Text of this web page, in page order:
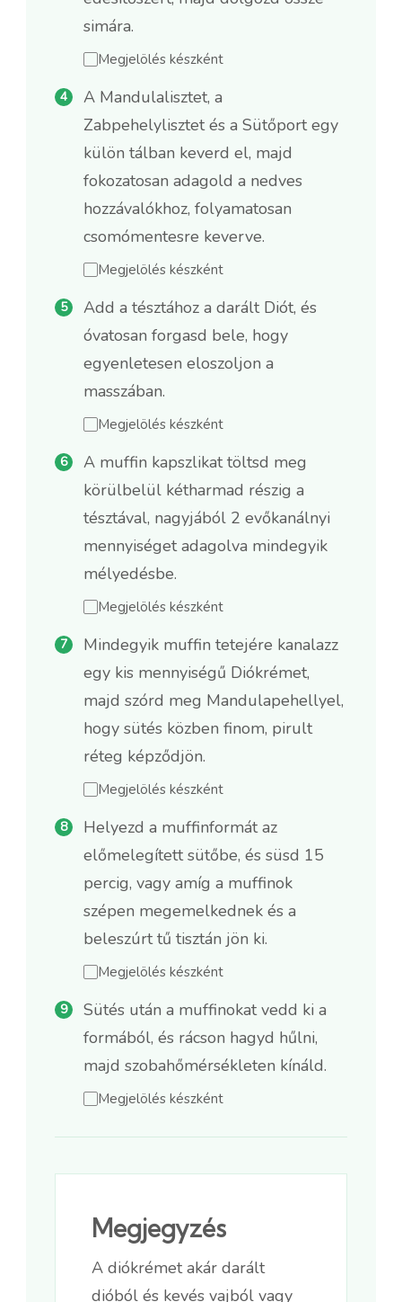
simára.
Megjelölés készként
A Mandulalisztet, a
Zabpehelylisztet és a Sütőport egy
külön tálban keverd el, majd
fokozatosan adagold a nedves
hozzávalókhoz, folyamatosan
csomómentesre keverve.
Megjelölés készként
Add a tésztához a darált Diót, és
óvatosan forgasd bele, hogy
egyenletesen eloszoljon a
masszában.
Megjelölés készként
A muffin kapszlikat töltsd meg
körülbelül kétharmad részig a
tésztával, nagyjából 2 evőkanálnyi
mennyiséget adagolva mindegyik
mélyedésbe.
Megjelölés készként
Mindegyik muffin tetejére kanalazz
egy kis mennyiségű Diókrémet,
majd szórd meg Mandulapehellyel,
hogy sütés közben finom, pirult
réteg képződjön.
Megjelölés készként
Helyezd a muffinformát az
előmelegített sütőbe, és süsd 15
percig, vagy amíg a muffinok
szépen megemelkednek és a
beleszúrt tű tisztán jön ki.
Megjelölés készként
Sütés után a muffinokat vedd ki a
formából, és rácson hagyd hűlni,
majd szobahőmérsékleten kínáld.
Megjelölés készként
Megjegyzés
A diókrémet akár darált
dióból és kevés vajból vagy